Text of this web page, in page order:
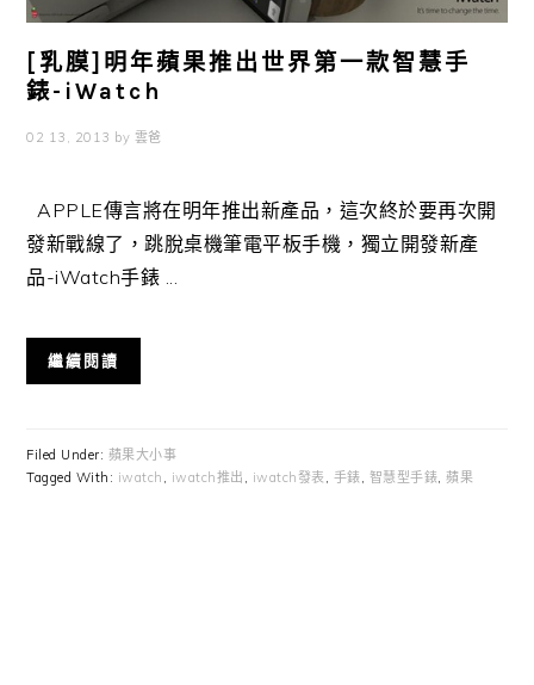
[乳膜]明年蘋果推出世界第一款智慧手
錶-iWatch
02 13, 2013 by 雲爸
APPLE傳言將在明年推出新產品，這次終於要再次開
發新戰線了，跳脫桌機筆電平板手機，獨立開發新產
品-iWatch手錶 ...
繼續閱讀
Filed Under: 蘋果大小事
Tagged With: iwatch , iwatch推出 , iwatch發表 , 手錶, 智慧型手錶,蘋果